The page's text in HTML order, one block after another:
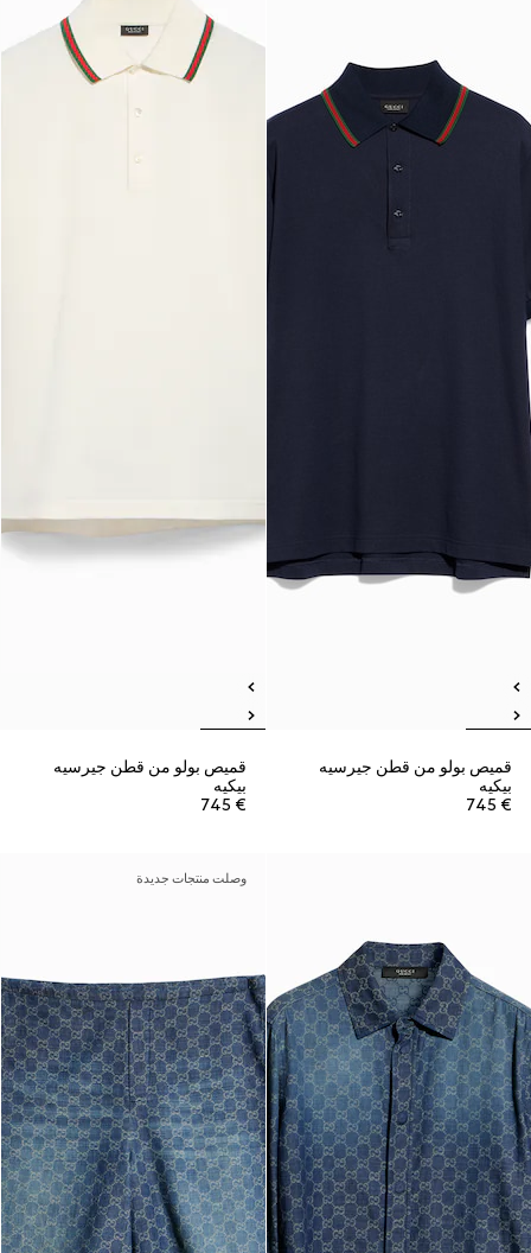
قميص بولو من قطن جيرسيه
بيكيه
€ 745
قميص بولو من قطن جيرسيه
بيكيه
€ 745
وصلت منتجات جديدة